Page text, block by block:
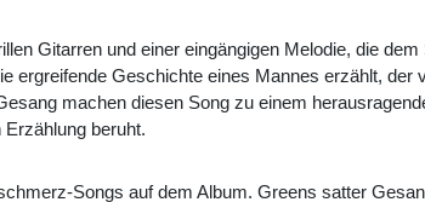
Gitarren und einer eingängigen Melodie, die dem
ergreifende Geschichte eines Mannes erzählt, der
machen diesen Song zu einem
beruht.
Songs auf dem Album. Greens satter